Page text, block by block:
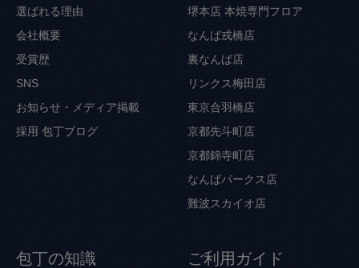
選ばれる理由
会社概要
受賞歴
SNS
お知らせ・メディア掲載
採用 包丁ブログ
堺本店 本焼専門フロア
なんば戎橋店
裏なんば店
リンクス梅田店
東京合羽橋店
京都先斗町店
京都錦寺町店
なんばパークス店
難波スカイオ店
包丁の知識 ご利用ガイド